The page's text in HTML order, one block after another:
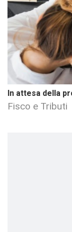
In attesa della
Fisco e Tributi